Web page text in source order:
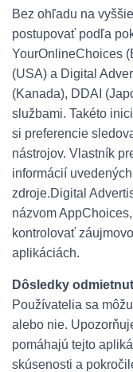
Bez ohľadu na
postupovať podľa
YourOnlineChoices
(USA) a Digital
(Kanada), DDAI
službami. Takéto
si preferencie
nástrojov. Vlastník
informácií
zdroje.Digital
názvom
kontrolovať
aplikáciách.
Dôsledky
Používatelia sa
alebo nie.
pomáhajú tejto
skúsenosti a